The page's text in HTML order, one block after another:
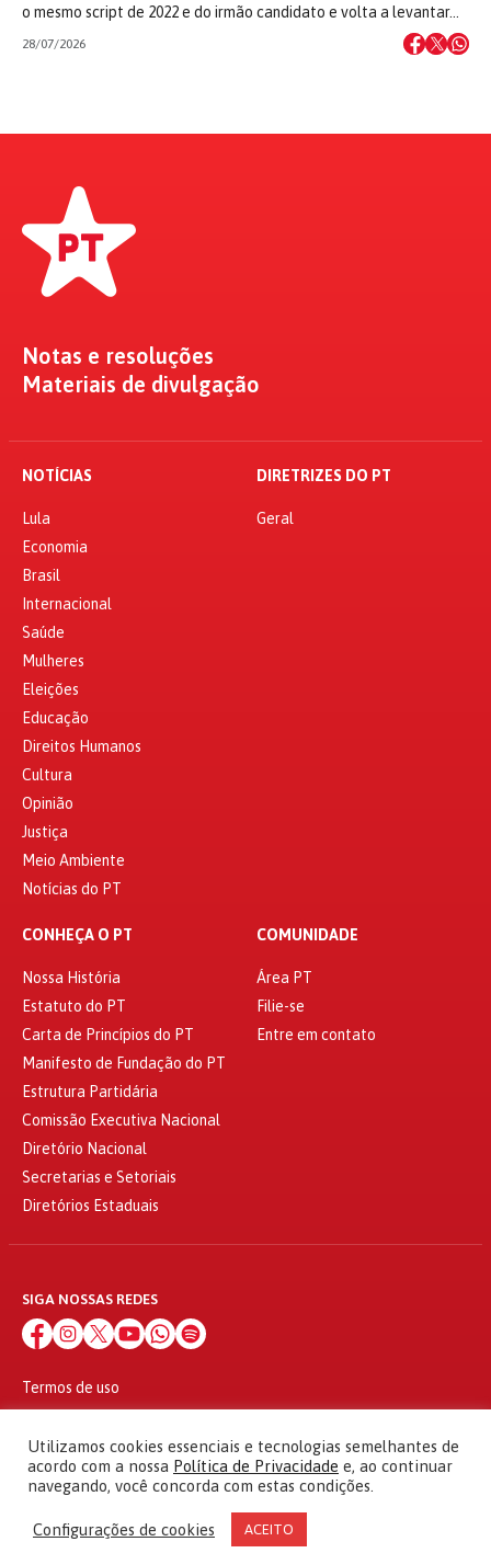
o mesmo script de 2022 e do irmão candidato e volta a levantar…
28/07/2026
Notas e resoluções
Materiais de divulgação
NOTÍCIAS
Lula
Economia
Brasil
Internacional
Saúde
Mulheres
Eleições
Educação
Direitos Humanos
Cultura
Opinião
Justiça
Meio Ambiente
Notícias do PT
DIRETRIZES DO PT
Geral
CONHEÇA O PT
Nossa História
Estatuto do PT
Carta de Princípios do PT
Manifesto de Fundação do PT
Estrutura Partidária
Comissão Executiva Nacional
Diretório Nacional
Secretarias e Setoriais
Diretórios Estaduais
COMUNIDADE
Área PT
Filie-se
Entre em contato
SIGA NOSSAS REDES
Termos de uso
© 2010 - 2026
Partido dos Trabalhadores Todos os direitos reservados
Utilizamos cookies essenciais e tecnologias semelhantes de
acordo com a nossa Política de Privacidade e, ao continuar
navegando, você concorda com estas condições.
Configurações de cookies ACEITO